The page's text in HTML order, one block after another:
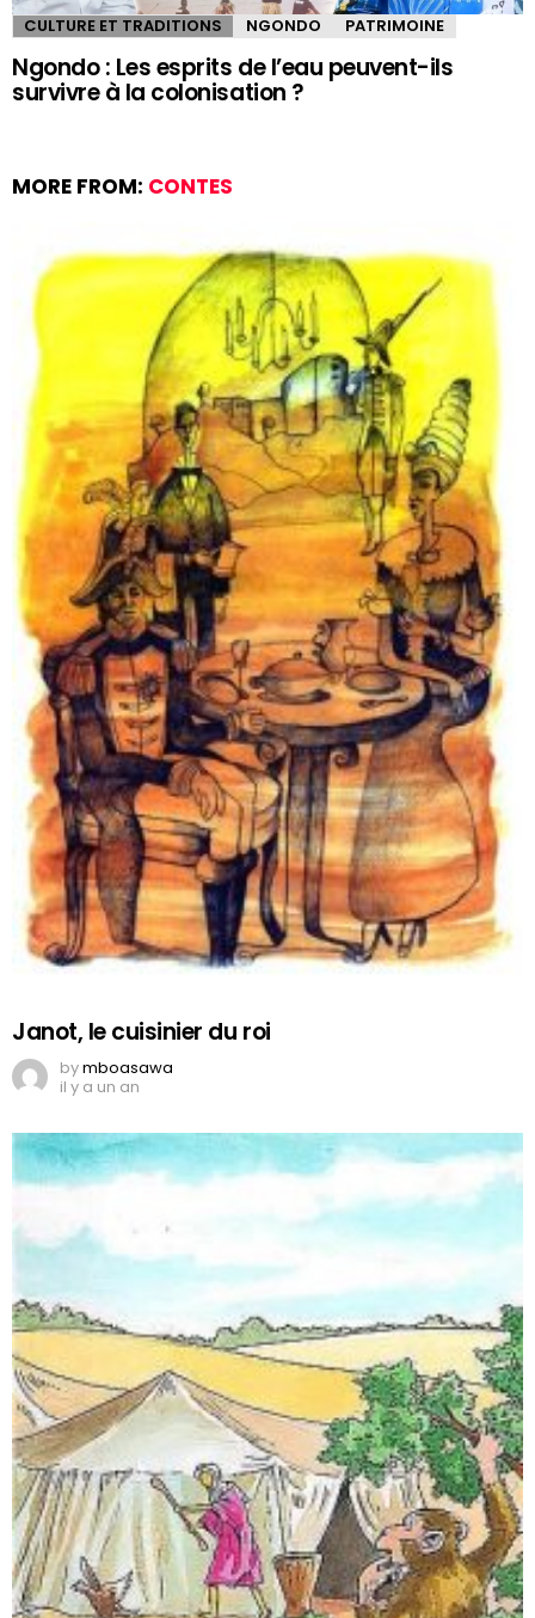
CULTURE ET TRADITIONS NGONDO PATRIMOINE
Ngondo : Les esprits de l’eau peuvent-ils
survivre à la colonisation ?
MORE FROM: CONTES
Janot, le cuisinier du roi
bymboasawa
il y a un an